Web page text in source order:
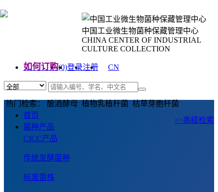
中国工业微生物菌种保藏管理中心
CHINA CENTER OF INDUSTRIAL
CULTURE COLLECTION
如何订购(0)登录注册
CN
热门检索： 酿酒酵母 植物乳植杆菌 枯草芽胞杆菌
>>高级检索
首页
菌种产品
CICC产品
传统发酵菌种
标准菌株